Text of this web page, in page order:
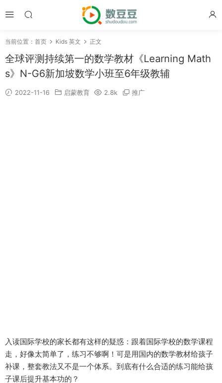
当前位置： 首页 Kids 英文 正文
全球评测持续第一的数学教材《Learning Math
s》N-G6新加坡数学小班至6年级教辅
2022-11-16 启蒙教育 2.8k 推广
入读国际学校的家长都有这样的疑惑： 跟着国际学校的数学课程
走，好像太简单了，练习不够啊！ 可是用国内的数学教材给孩子
补课，整套教法又不是一个体系。 到底有什么合适的练习能给孩
子课后提升基本功的？